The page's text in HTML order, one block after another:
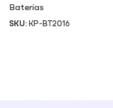
Baterias
SKU:KP-BT2016